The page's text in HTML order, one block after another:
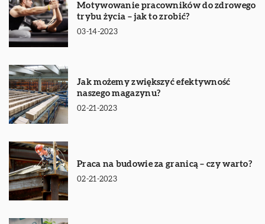
Motywowanie pracowników do zdrowego
trybu życia – jak to zrobić?
03-14-2023
Jak możemy zwiększyć efektywność
naszego magazynu?
02-21-2023
Praca na budowie za granicą – czy warto?
02-21-2023